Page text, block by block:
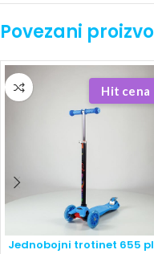
Povezani
Hit cena
Jednobojni trotinet 655